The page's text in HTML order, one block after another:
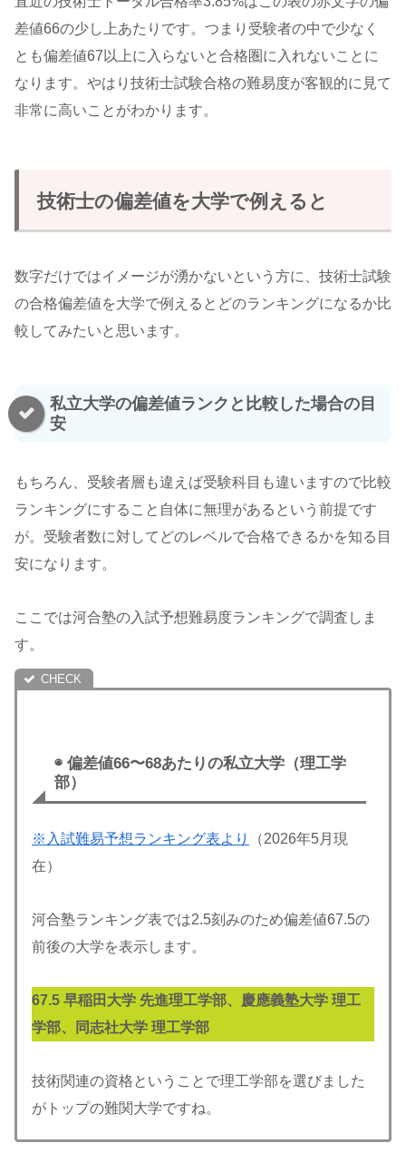
差値66の少し上あたりです。つまり受験者の中で少なく
とも偏差値67以上に入らないと合格圏に入れないことに
なります。やはり技術士試験合格の難易度が客観的に見て
非常に高いことがわかります。
技術士の偏差値を大学で例えると
数字だけではイメージが湧かないという方に、技術士試験
の合格偏差値を大学で例えるとどのランキングになるか比
較してみたいと思います。
私立大学の偏差値ランクと比較した場合の目
安
もちろん、受験者層も違えば受験科目も違いますので比較
ランキングにすること自体に無理があるという前提です
が。受験者数に対してどのレベルで合格できるかを知る目
安になります。
ここでは河合塾の入試予想難易度ランキングで調査しま
す。
◉ 偏差値66〜68あたりの私立大学（理工学
部）
※入試難易予想ランキング表より
（2026年5月現
在）
河合塾ランキング表では2.5刻みのため偏差値67.5の
前後の大学を表示します。
67.5 早稲田大学 先進理工学部、慶應義塾大学 理工
学部、同志社大学 理工学部
技術関連の資格ということで理工学部を選びました
がトップの難関大学ですね。